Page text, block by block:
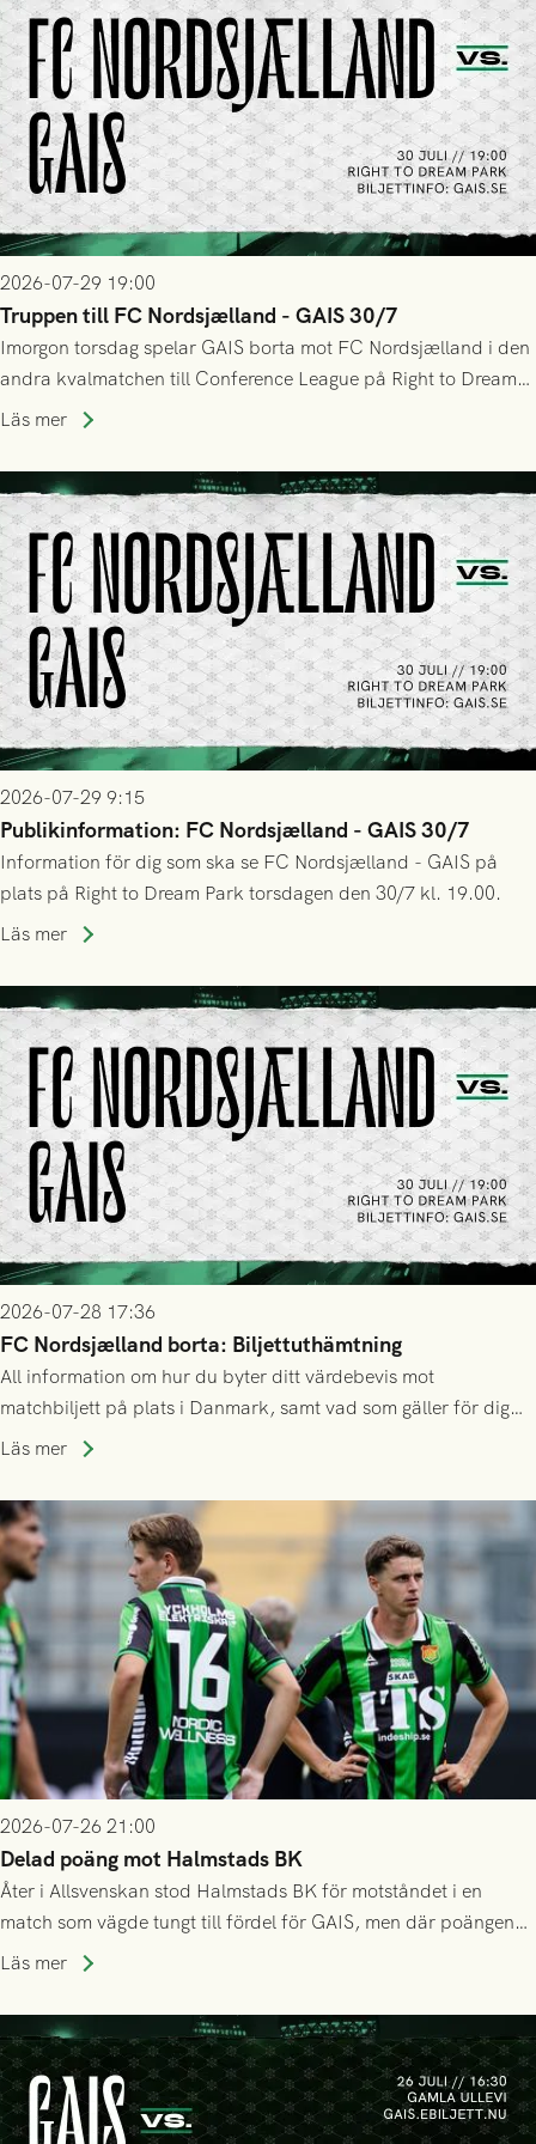
2026-07-29 19:00
Truppen till FC Nordsjælland - GAIS 30/7
Imorgon torsdag spelar GAIS borta mot FC Nordsjælland i den
andra kvalmatchen till Conference League på Right to Dream
Park! Fredrik Holmberg och ledarstaben har tagit ut följande
Läs mer
2026-07-29 9:15
Publikinformation: FC Nordsjælland - GAIS 30/7
Information för dig som ska se FC Nordsjælland - GAIS på
plats på Right to Dream Park torsdagen den 30/7 kl. 19.00.
Läs mer
2026-07-28 17:36
FC Nordsjælland borta: Biljettuthämtning
All information om hur du byter ditt värdebevis mot
matchbiljett på plats i Danmark, samt vad som gäller för dig
som står på reservlista eller fått förhinder.
Läs mer
2026-07-26 21:00
Delad poäng mot Halmstads BK
Åter i Allsvenskan stod Halmstads BK för motståndet i en
match som vägde tungt till fördel för GAIS, men där poängen
delades efter dramatik på tilläggstid.
Läs mer